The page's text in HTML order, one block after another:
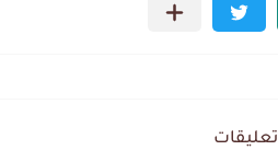
تعليقات